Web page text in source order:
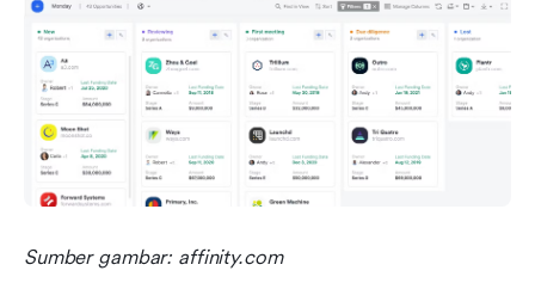
Sumber gambar: affinity.com